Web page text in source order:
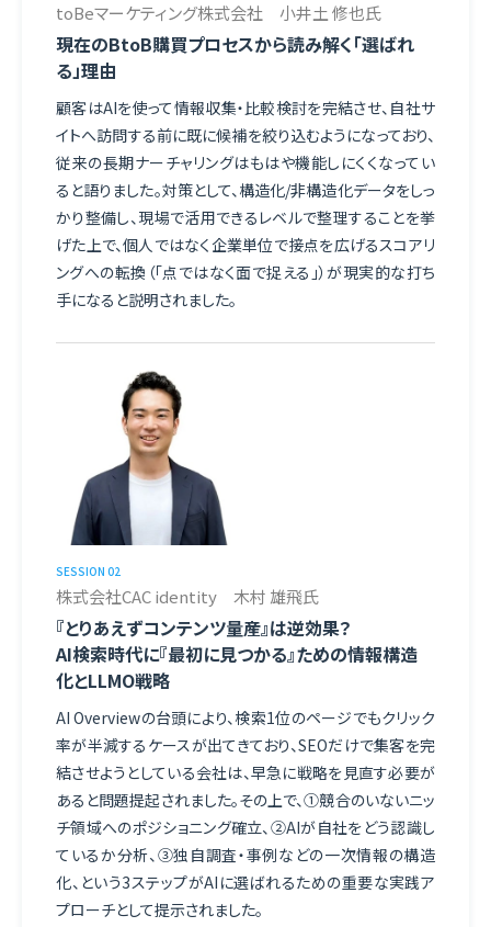
TLS1.0およびTLS1.1の無効化のお知らせ
情報セキュリティ
規約
Agreement
利用規約
個人情報保護方針
個人情報取扱規程
ウェビナーマーケティングプラットフォーム
株式会社ネクプロ
〒104-0061
東京都中央区銀座7丁目14−16
太陽銀座ビル4F
Googleマップ
toBeマーケティング株式会社 小井土 修也氏
現在のBtoB購買プロセスから読み解く「選ばれ
る」理由
顧客はAIを使って情報収集・比較検討を完結させ、自社サ
イトへ訪問する前に既に候補を絞り込むようになっており、
従来の長期ナーチャリングはもはや機能しにくくなってい
ると語りました。対策として、構造化/非構造化データをしっ
かり整備し、現場で活用できるレベルで整理することを挙
げた上で、個人ではなく企業単位で接点を広げるスコアリ
ングへの転換（「点ではなく面で捉える」）が現実的な打ち
手になると説明されました。
SESSION 02
株式会社CAC identity 木村 雄飛氏
『とりあえずコンテンツ量産』は逆効果？
AI検索時代に『最初に見つかる』ための情報構造
化とLLMO戦略
AI Overviewの台頭により、検索1位のページでもクリック
率が半減するケースが出てきており、SEOだけで集客を完
結させようとしている会社は、早急に戦略を見直す必要が
あると問題提起されました。その上で、①競合のいないニッ
チ領域へのポジショニング確立、②AIが自社をどう認識し
ているか分析、③独自調査・事例などの一次情報の構造
化、という3ステップがAIに選ばれるための重要な実践ア
プローチとして提示されました。